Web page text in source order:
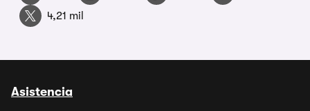
4,21 mil
Asistencia